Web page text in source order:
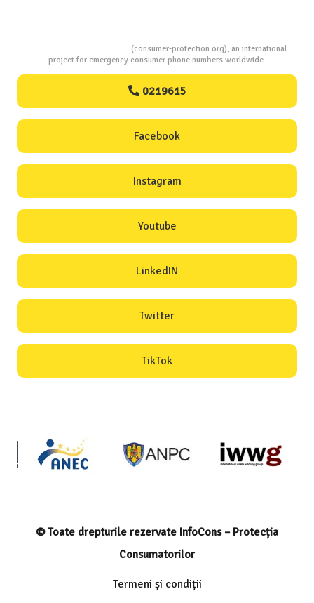
(consumer-protection.org), an international
project for emergency consumer phone numbers worldwide.
0219615
Facebook
Instagram
Youtube
LinkedIN
Twitter
TikTok
© Toate drepturile rezervate InfoCons – Protecția
Consumatorilor
Termeni și condiții